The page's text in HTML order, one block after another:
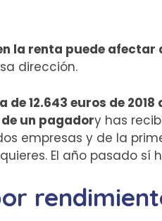
la renta puede afectar
dirección.
de 12.643 euros de
un pagadory has
empresas y de la
quieres. El año pasado